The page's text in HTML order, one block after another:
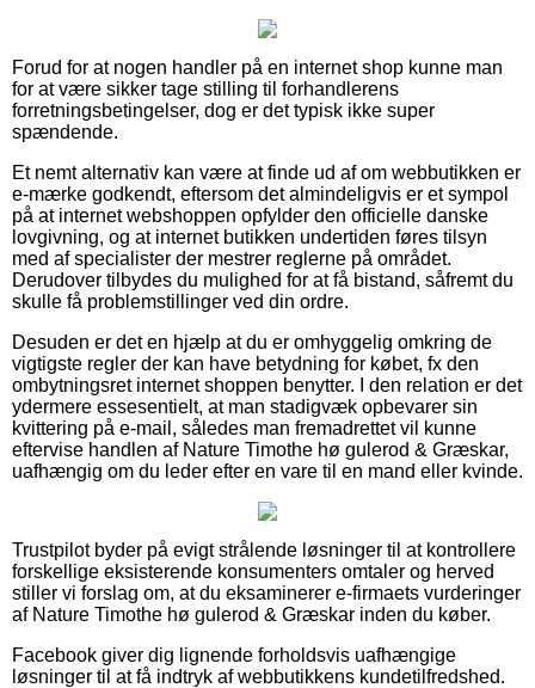
Forud for at nogen handler på en internet shop kunne man
for at være sikker tage stilling til forhandlerens
forretningsbetingelser, dog er det typisk ikke super
spændende.
Et nemt alternativ kan være at finde ud af om webbutikken er
e-mærke godkendt, eftersom det almindeligvis er et sympol
på at internet webshoppen opfylder den officielle danske
lovgivning, og at internet butikken undertiden føres tilsyn
med af specialister der mestrer reglerne på området.
Derudover tilbydes du mulighed for at få bistand, såfremt du
skulle få problemstillinger ved din ordre.
Desuden er det en hjælp at du er omhyggelig omkring de
vigtigste regler der kan have betydning for købet, fx den
ombytningsret internet shoppen benytter. I den relation er det
ydermere essesentielt, at man stadigvæk opbevarer sin
kvittering på e-mail, således man fremadrettet vil kunne
eftervise handlen af Nature Timothe hø gulerod & Græskar,
uafhængig om du leder efter en vare til en mand eller kvinde.
Trustpilot byder på evigt strålende løsninger til at kontrollere
forskellige eksisterende konsumenters omtaler og herved
stiller vi forslag om, at du eksaminerer e-firmaets vurderinger
af Nature Timothe hø gulerod & Græskar inden du køber.
Facebook giver dig lignende forholdsvis uafhængige
løsninger til at få indtryk af webbutikkens kundetilfredshed.